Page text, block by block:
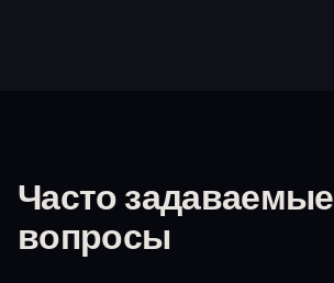
Часто задаваемые
вопросы